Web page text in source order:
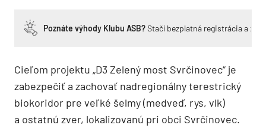
Poznáte výhody Klubu ASB?Stačí bezplatná registrácia a
Cieľom projektu „D3 Zelený most Svrčinovec“ je
zabezpečiť a zachovať nadregionálny terestrický
biokoridor pre veľké šelmy (medveď, rys, vlk)
a ostatnú zver, lokalizovanú pri obci Svrčinovec.